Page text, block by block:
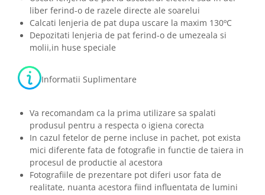
liber ferind-o de razele directe ale soarelui
Calcati lenjeria de pat dupa uscare la maxim 130ºC
Depozitati lenjeria de pat ferind-o de umezeala si
molii,in huse speciale
Informatii Suplimentare
Va recomandam ca la prima utilizare sa spalati
produsul pentru a respecta o igiena corecta
In cazul fetelor de perne incluse in pachet, pot exista
mici diferente fata de fotografie in functie de taiera in
procesul de productie al acestora
Fotografiile de prezentare pot diferi usor fata de
realitate, nuanta acestora fiind influentata de lumini